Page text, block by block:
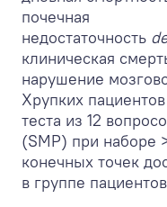
почечная
недостаточность
клиническая
нарушение
Хрупких
теста из 12
(SMP) при наборе
конечных точек
в группе